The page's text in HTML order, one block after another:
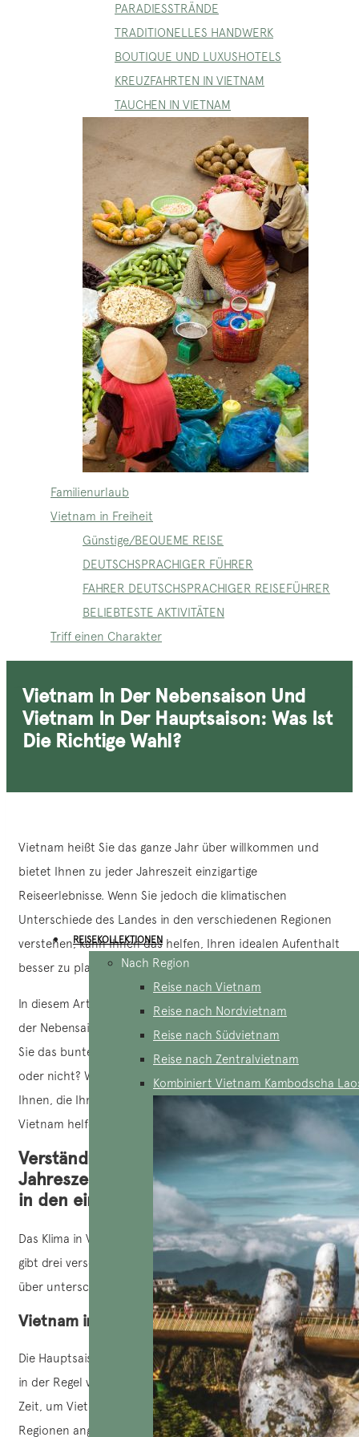
PARADIESSTRÄNDE
TRADITIONELLES HANDWERK
BOUTIQUE UND LUXUSHOTELS
KREUZFAHRTEN IN VIETNAM
TAUCHEN IN VIETNAM
Familienurlaub
Vietnam in Freiheit
Günstige/BEQUEME REISE
DEUTSCHSPRACHIGER FÜHRER
FAHRER DEUTSCHSPRACHIGER REISEFÜHRER
BELIEBTESTE AKTIVITÄTEN
Triff einen Charakter
REISEKOLLEKTIONEN
Nach Region
Reise nach Vietnam
Reise nach Nordvietnam
Reise nach Südvietnam
Reise nach Zentralvietnam
Kombiniert Vietnam Kambodscha
Vietnam In Der Nebensaison Und
Vietnam In Der Hauptsaison: Was Ist
Die Richtige Wahl?
Vietnam heißt Sie das ganze Jahr über willkommen und
bietet Ihnen zu jeder Jahreszeit einzigartige
Reiseerlebnisse. Wenn Sie jedoch die klimatischen
Unterschiede des Landes in den verschiedenen Regionen
verstehen, kann Ihnen das helfen, Ihren idealen Aufenthalt
besser zu planen und zu organisieren.
In diesem Artikel stellen wir 2 Jahreszeiten vor: vietnam in
der Nebensaison und vietnam in der Hauptsaison. Würden
Sie das bunte Treiben in der Hochsaison lieber genießen
oder nicht? Wir teilen hier wichtige Informationen mit
Ihnen, die Ihnen bei der Wahl der besten Reisezeit für
Vietnam helfen. Lassen Sie uns gemeinsam entdecken!
Verständnis der touristischen
Jahreszeiten in Vietnam und des Klimas
in den einzelnen Regionen
Das Klima in Vietnam ist so vielfältig wie seine Geografie. Es
gibt drei verschiedene Großregionen, die das ganze Jahr
über unterschiedliche Wetterbedingungen bieten.
Vietnam in der Hochsaison
Die Hauptsaison für internationale Reisende erstreckt sich
in der Regel von September bis April. Dies ist die ideale
Zeit, um Vietnam zu besuchen, da das Klima in allen
Regionen angenehm ist und dazu einlädt, das Land zu